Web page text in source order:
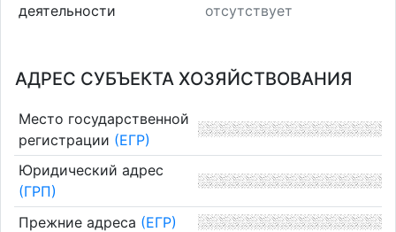
деятельности
отсутствует
АДРЕС СУБЪЕКТА ХОЗЯЙСТВОВАНИЯ
Место государственной
регистрации (ЕГР)
Юридический адрес
(ГРП)
Прежние адреса (ЕГР)